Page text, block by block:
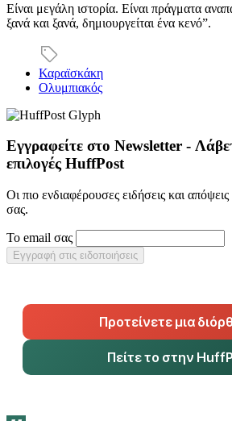
Είναι μεγάλη ιστορία. Είναι πράγματα
ξανά και ξανά, δημιουργείται ένα κενό”.
Καραϊσκάκη
Ολυμπιακός
Εγγραφείτε στο Newsletter -
επιλογές HuffPost
Οι πιο ενδιαφέρουσες ειδήσεις και
σας.
Το email σας
Εγγραφή στις ειδοποιήσεις
Προτείνετε μια
Πείτε το στην